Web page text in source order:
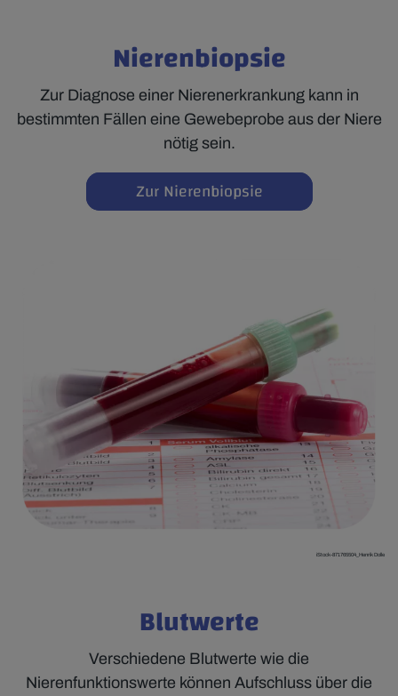
Nierenbiopsie
Zur Diagnose einer Nierenerkrankung kann in
bestimmten Fällen eine Gewebeprobe aus der Niere
nötig sein.
Zur Nierenbiopsie
iStock-871765504_Henrik Dolle
Blutwerte
Verschiedene Blutwerte wie die
Nierenfunktionswerte können Aufschluss über die